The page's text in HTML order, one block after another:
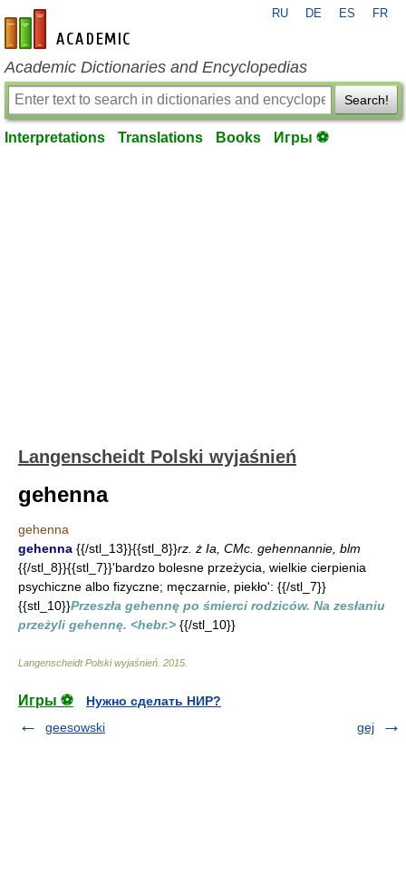
en-academic.com
RU DE ES FR
Academic Dictionaries and Encyclopedias
Search!
Interpretations Translations Books Игры ⚽
Langenscheidt Polski wyjaśnień
gehenna
gehenna
gehenna {{/stl_13}}{{stl_8}}rz. ż Ia, CMc. gehennannie, blm
{{/stl_8}}{{stl_7}}'bardzo bolesne przeżycia, wielkie cierpienia
psychiczne albo fizyczne; męczarnie, piekło': {{/stl_7}}
{{stl_10}}Przeszła gehennę po śmierci rodziców. Na zesłaniu
przeżyli gehennę. <hebr.> {{/stl_10}}
Langenscheidt Polski wyjaśnień 2015
Игры ⚽
Нужно сделать НИР?
geesowski
gej